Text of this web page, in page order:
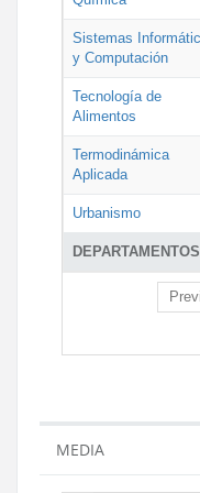
DEPARTAMENTOS
Sistemas
y Computación
Tecnología de
Alimentos
Termodinámica
Aplicada
Urbanismo
MEDIA